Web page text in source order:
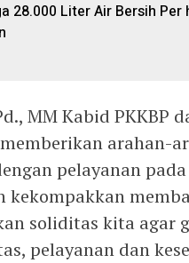
28.000 Liter Air Bersih
MM Kabid PKKBP
arahan-
pelayanan
soliditas kita agar
pelayanan dan